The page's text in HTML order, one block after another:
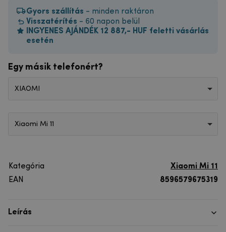
Gyors szállítás - minden raktáron
Visszatérítés - 60 napon belül
INGYENES AJÁNDÉK 12 887,- HUF feletti vásárlás
esetén
Egy másik telefonért?
XIAOMI
Xiaomi Mi 11
Kategória
Xiaomi Mi 11
EAN
8596579675319
Leírás